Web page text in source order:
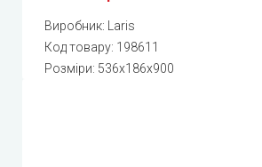
Виробник:
Laris
Код товару: 198611
Розміри: 536x186x900